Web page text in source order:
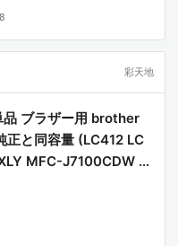
彩天地
品 ブラザー用 brother
正と同容量 (LC412 LC
MFC-J7100CDW L
MFCJ7300C